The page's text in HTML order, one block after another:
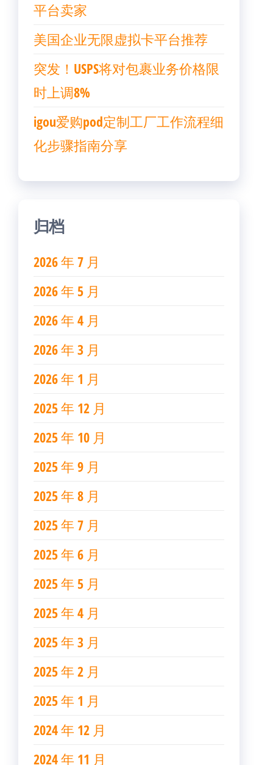
平台卖家
美国企业无限虚拟卡平台推荐
突发！USPS将对包裹业务价格限
时上调8%
igou爱购pod定制工厂工作流程细
化步骤指南分享
归档
2026 年 7 月
2026 年 5 月
2026 年 4 月
2026 年 3 月
2026 年 1 月
2025 年 12 月
2025 年 10 月
2025 年 9 月
2025 年 8 月
2025 年 7 月
2025 年 6 月
2025 年 5 月
2025 年 4 月
2025 年 3 月
2025 年 2 月
2025 年 1 月
2024 年 12 月
2024 年 11 月